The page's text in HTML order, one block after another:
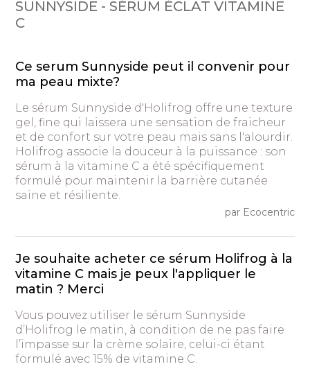
SUNNYSIDE - SÉRUM ÉCLAT VITAMINE
C
Ce serum Sunnyside peut il convenir pour
ma peau mixte?
Le sérum Sunnyside d'Holifrog offre une texture
gel, fine qui laissera une sensation de fraicheur
et de confort sur votre peau mais sans l'alourdir.
Holifrog associe la douceur à la puissance : son
sérum à la vitamine C a été spécifiquement
formulé pour maintenir la barrière cutanée
saine et résiliente.
par Ecocentric
Je souhaite acheter ce sérum Holifrog à la
vitamine C mais je peux l'appliquer le
matin ? Merci
Vous pouvez utiliser le sérum Sunnyside
d’Holifrog le matin, à condition de ne pas faire
l’impasse sur la crème solaire, celui-ci étant
formulé avec 15% de vitamine C.